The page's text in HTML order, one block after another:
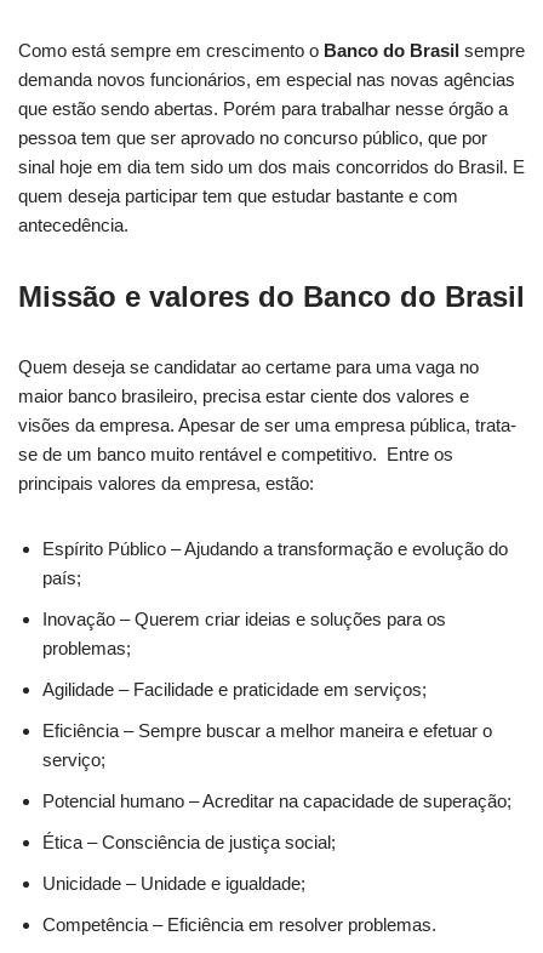
Como está sempre em crescimento o Banco do Brasil sempre
demanda novos funcionários, em especial nas novas agências
que estão sendo abertas. Porém para trabalhar nesse órgão a
pessoa tem que ser aprovado no concurso público, que por
sinal hoje em dia tem sido um dos mais concorridos do Brasil. E
quem deseja participar tem que estudar bastante e com
antecedência.
Missão e valores do Banco do Brasil
Quem deseja se candidatar ao certame para uma vaga no
maior banco brasileiro, precisa estar ciente dos valores e
visões da empresa. Apesar de ser uma empresa pública, trata-
se de um banco muito rentável e competitivo. Entre os
principais valores da empresa, estão:
Espírito Público – Ajudando a transformação e evolução do
país;
Inovação – Querem criar ideias e soluções para os
problemas;
Agilidade – Facilidade e praticidade em serviços;
Eficiência – Sempre buscar a melhor maneira e efetuar o
serviço;
Potencial humano – Acreditar na capacidade de superação;
Ética – Consciência de justiça social;
Unicidade – Unidade e igualdade;
Competência – Eficiência em resolver problemas.